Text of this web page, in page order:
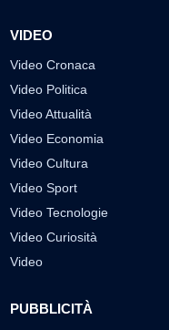
VIDEO
Video Cronaca
Video Politica
Video Attualità
Video Economia
Video Cultura
Video Sport
Video Tecnologie
Video Curiosità
Video
PUBBLICITÀ